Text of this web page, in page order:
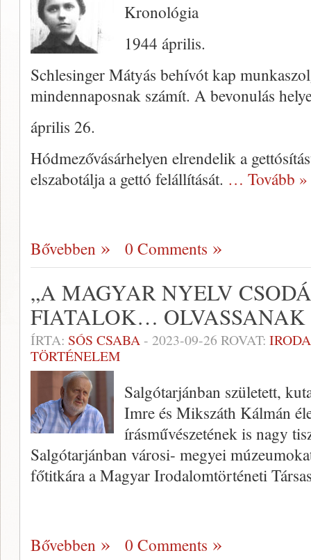
Kronológia
1944 április.
Schlesinger Mátyás behívót kap
mindennaposnak számít. A bevonulás
április 26.
Hódmezővásárhelyen elrendelik a
elszabotálja a gettó felállítását. … Tovább »
Bővebben 0 Comments
„A MAGYAR NYELV
FIATALOK… OLVASSANAK
ÍRTA: SÓS CSABA- 2023-09-26 ROVAT:
TÖRTÉNELEM
Salgótarjánban született,
Imre és Mikszáth Kálmán
írásművészetének is nagy
Salgótarjánban városi- megyei
főtitkára a Magyar Irodalomtörténeti
Bővebben 0 Comments